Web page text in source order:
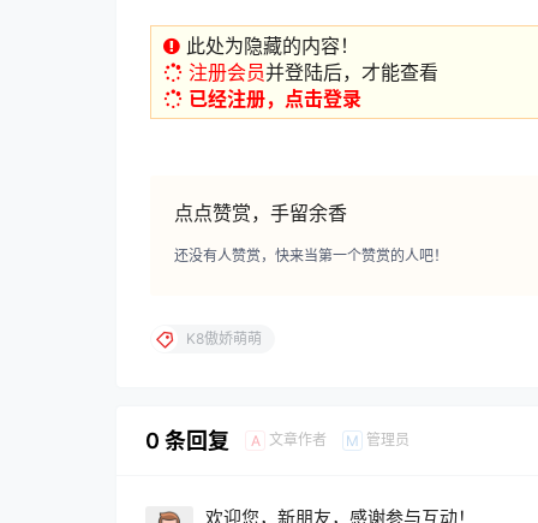
此处为隐藏的内容！
注册会员并登陆后，才能查看
已经注册，点击登录
点点赞赏，手留余香
还没有人赞赏，快来当第一个赞赏的人吧！
K8傲娇萌萌
0 条回复 A 文章作者 M 管理员
欢迎您，新朋友，感谢参与互动！